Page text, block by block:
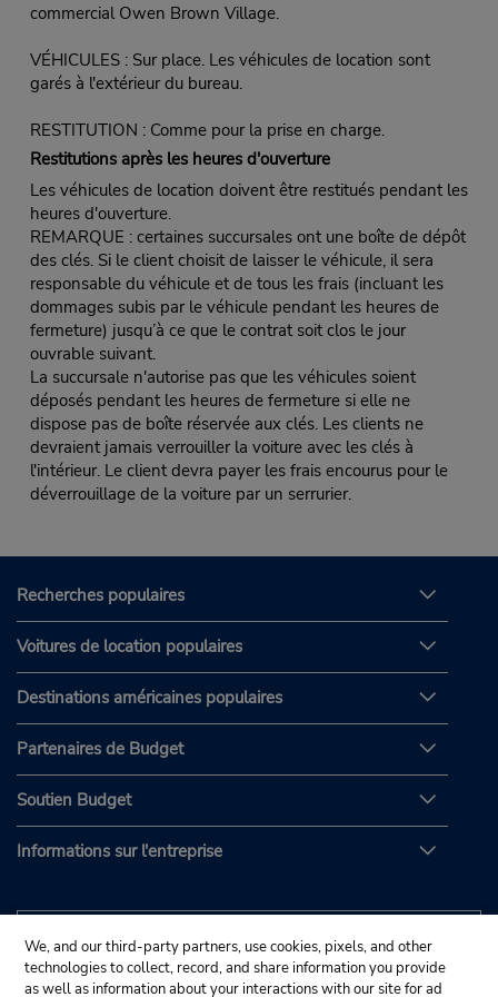
commercial Owen Brown Village.
VÉHICULES : Sur place. Les véhicules de location sont
garés à l'extérieur du bureau.
RESTITUTION : Comme pour la prise en charge.
Restitutions après les heures d'ouverture
Les véhicules de location doivent être restitués pendant les
heures d'ouverture.
REMARQUE : certaines succursales ont une boîte de dépôt
des clés. Si le client choisit de laisser le véhicule, il sera
responsable du véhicule et de tous les frais (incluant les
dommages subis par le véhicule pendant les heures de
fermeture) jusqu’à ce que le contrat soit clos le jour
ouvrable suivant.
La succursale n'autorise pas que les véhicules soient
déposés pendant les heures de fermeture si elle ne
dispose pas de boîte réservée aux clés. Les clients ne
devraient jamais verrouiller la voiture avec les clés à
l'intérieur. Le client devra payer les frais encourus pour le
déverrouillage de la voiture par un serrurier.
Recherches populaires
Voitures de location populaires
Destinations américaines populaires
Partenaires de Budget
Soutien Budget
Informations sur l'entreprise
We, and our third-party partners, use cookies, pixels, and other
technologies to collect, record, and share information you provide
as well as information about your interactions with our site for ad